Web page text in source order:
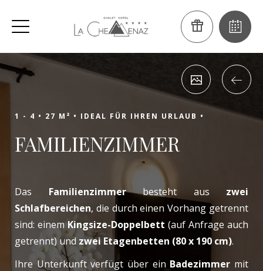
1 - 4 • 27 M² • IDEAL FÜR IHREN URLAUB •
FAMILIENZIMMER
Das Familienzimmerbesteht aus zwei
Schlafbereichen, die durch einen Vorhang getrennt
sind: einemKingsize-Doppelbett (auf Anfrage auch
getrennt) und zwei Etagenbetten (80 x 190 cm).
Ihre Unterkunft verfügt über ein Badezimmer mit